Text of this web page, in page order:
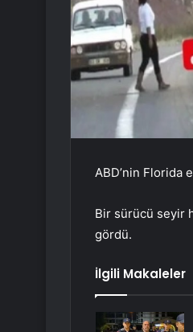
ABD’nin Florida
Bir sürücü seyir
gördü.
İlgili Makaleler